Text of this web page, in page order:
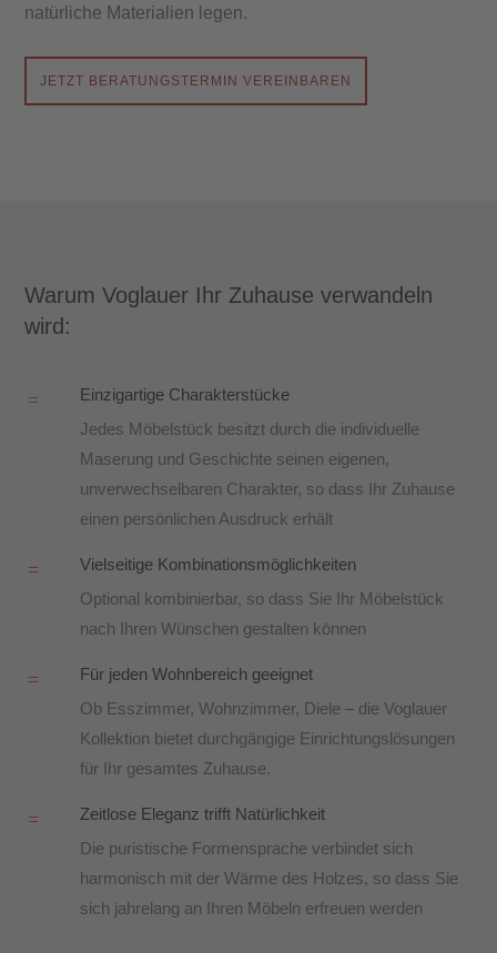
natürliche Materialien legen.
JETZT BERATUNGSTERMIN VEREINBAREN
Warum Voglauer Ihr Zuhause verwandeln
wird:
=
Einzigartige Charakterstücke
Jedes Möbelstück besitzt durch die individuelle
Maserung und Geschichte seinen eigenen,
unverwechselbaren Charakter, so dass Ihr Zuhause
einen persönlichen Ausdruck erhält
=
Vielseitige Kombinationsmöglichkeiten
Optional kombinierbar, so dass Sie Ihr Möbelstück
nach Ihren Wünschen gestalten können
=
Für jeden Wohnbereich geeignet
Ob Esszimmer, Wohnzimmer, Diele – die Voglauer
Kollektion bietet durchgängige Einrichtungslösungen
für Ihr gesamtes Zuhause.
=
Zeitlose Eleganz trifft Natürlichkeit
Die puristische Formensprache verbindet sich
harmonisch mit der Wärme des Holzes, so dass Sie
sich jahrelang an Ihren Möbeln erfreuen werden